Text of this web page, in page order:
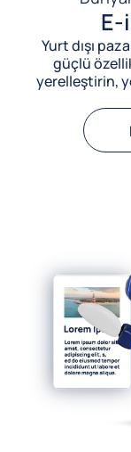
E-
Yurt dışı
güçlü
yerelleştirin,